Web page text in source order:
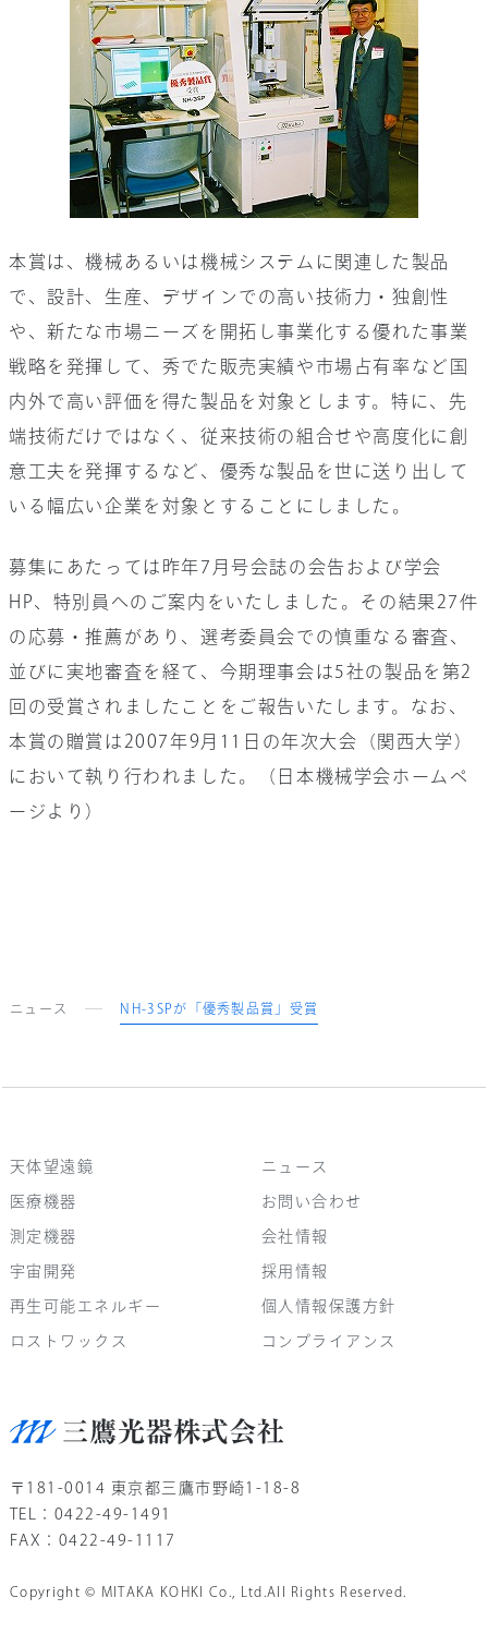
本賞は、機械あるいは機械システムに関連した製品
で、設計、生産、デザインでの高い技術力・独創性
や、新たな市場ニーズを開拓し事業化する優れた事業
戦略を発揮して、秀でた販売実績や市場占有率など国
内外で高い評価を得た製品を対象とします。特に、先
端技術だけではなく、従来技術の組合せや高度化に創
意工夫を発揮するなど、優秀な製品を世に送り出して
いる幅広い企業を対象とすることにしました。
募集にあたっては昨年7月号会誌の会告および学会
HP、特別員へのご案内をいたしました。その結果27件
の応募・推薦があり、選考委員会での慎重なる審査、
並びに実地審査を経て、今期理事会は5社の製品を第2
回の受賞されましたことをご報告いたします。なお、
本賞の贈賞は2007年9月11日の年次大会（関西大学）
において執り行われました。（日本機械学会ホームペ
ージより）
ニュース NH-3SPが「優秀製品賞」受賞
〒181-0014 東京都三鷹市野崎1-18-8
TEL：0422-49-1491
FAX：0422-49-1117
Copyright © MITAKA KOHKI Co., Ltd.All Rights Reserved.
天体望遠鏡
医療機器
測定機器
宇宙開発
再生可能エネルギー
ロストワックス
ニュース
お問い合わせ
会社情報
採用情報
個人情報保護方針
コンプライアンス